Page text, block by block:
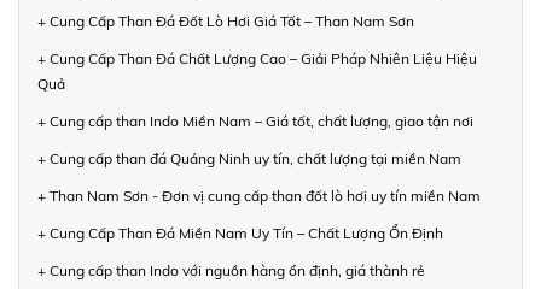
+ Cung Cấp Than Đá Đốt Lò Hơi Giá Tốt – Than Nam Sơn
+ Cung Cấp Than Đá Chất Lượng Cao – Giải Pháp Nhiên Liệu Hiệu
Quả
+ Cung cấp than Indo Miền Nam – Giá tốt, chất lượng, giao tận nơi
+ Cung cấp than đá Quảng Ninh uy tín, chất lượng tại miền Nam
+ Than Nam Sơn - Đơn vị cung cấp than đốt lò hơi uy tín miền Nam
+ Cung Cấp Than Đá Miền Nam Uy Tín – Chất Lượng Ổn Định
+ Cung cấp than Indo với nguồn hàng ổn định, giá thành rẻ